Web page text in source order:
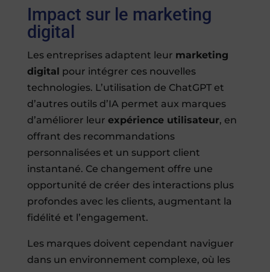
Impact sur le marketing
digital
Les entreprises adaptent leur marketing
digital pour intégrer ces nouvelles
technologies. L’utilisation de ChatGPT et
d’autres outils d’IA permet aux marques
d’améliorer leur expérience utilisateur, en
offrant des recommandations
personnalisées et un support client
instantané. Ce changement offre une
opportunité de créer des interactions plus
profondes avec les clients, augmentant la
fidélité et l’engagement.
Les marques doivent cependant naviguer
dans un environnement complexe, où les